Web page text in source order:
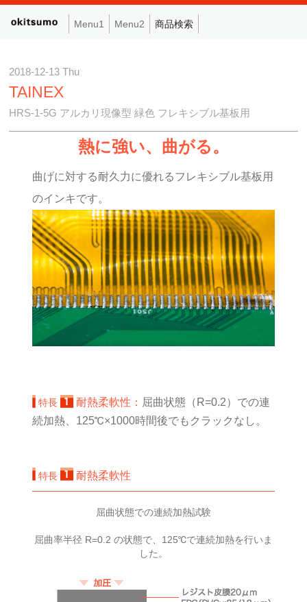
Menu1 Menu2 商品検索
2018-12-13 Thu
TAINEX
HRS-1-5G アルカリ現像型 緑色 フレキシブル基板用
熱に強い、曲がる。
曲げに対する耐久力に優れるフレキシブル基板用
のインキです。
特長 耐熱柔軟性： 屈曲状態（R=0.2）での連
続加熱、125℃×1000時間後でもクラックなし。
特長 耐熱柔軟性
屈曲状態での連続加熱試験
屈曲率半径 R=0.2 の状態で、125℃で連続加熱を行いま
した。